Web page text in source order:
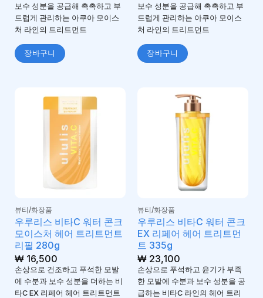
보수 성분을 공급해 촉촉하고 부
드럽게 관리하는 아쿠아 모이스
처 라인의 트리트먼트
장바구니
보수 성분을 공급해 촉촉하고 부
드럽게 관리하는 아쿠아 모이스
처 라인의 트리트먼트
장바구니
뷰티/화장품
우루리스 비타C 워터 콘크
모이스처 헤어 트리트먼트
리필 280g
₩16,500
손상으로 건조하고 푸석한 모발
에 수분과 보수 성분을 더하는 비
타C EX 리페어 헤어 트리트먼트
뷰티/화장품
우루리스 비타C 워터 콘크
EX 리페어 헤어 트리트먼
트 335g
₩23,100
손상으로 푸석하고 윤기가 부족
한 모발에 수분과 보수 성분을 공
급하는 비타C 라인의 헤어 트리